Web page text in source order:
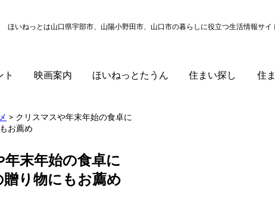
ほいねっとは山口県宇部市、山陽小野田市、山口市の暮らしに役立つ生活情報サイ
ト 映画案内 ほいねっとたうん 住まい探し 住
> クリスマスや年末年始の食卓に
お薦め
末年始の食卓に
り物にもお薦め